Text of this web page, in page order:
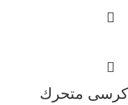
كرسى متحرك